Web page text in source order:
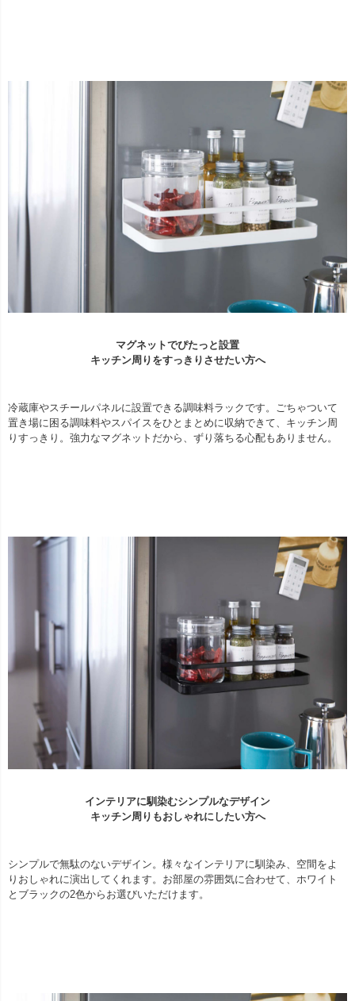
マグネットでぴたっと設置
キッチン周りをすっきりさせたい方へ
冷蔵庫やスチールパネルに設置できる調味料ラックです。ごちゃついて
置き場に困る調味料やスパイスをひとまとめに収納できて、キッチン周
りすっきり。強力なマグネットだから、ずり落ちる心配もありません。
インテリアに馴染むシンプルなデザイン
キッチン周りもおしゃれにしたい方へ
シンプルで無駄のないデザイン。様々なインテリアに馴染み、空間をよ
りおしゃれに演出してくれます。お部屋の雰囲気に合わせて、ホワイト
とブラックの2色からお選びいただけます。